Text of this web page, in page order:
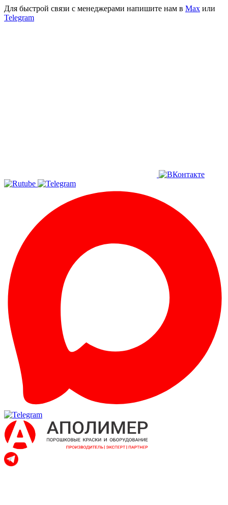
Для быстрой связи с менеджерами напишите нам в Мах или
Telegram